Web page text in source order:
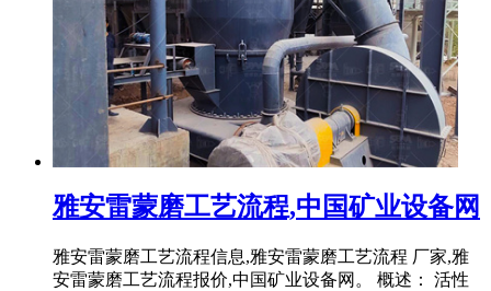
雅安雷蒙磨工艺流程,中国矿业设备网
雅安雷蒙磨工艺流程信息,雅安雷蒙磨工艺流程 厂家,雅
安雷蒙磨工艺流程报价,中国矿业设备网。 概述： 活性